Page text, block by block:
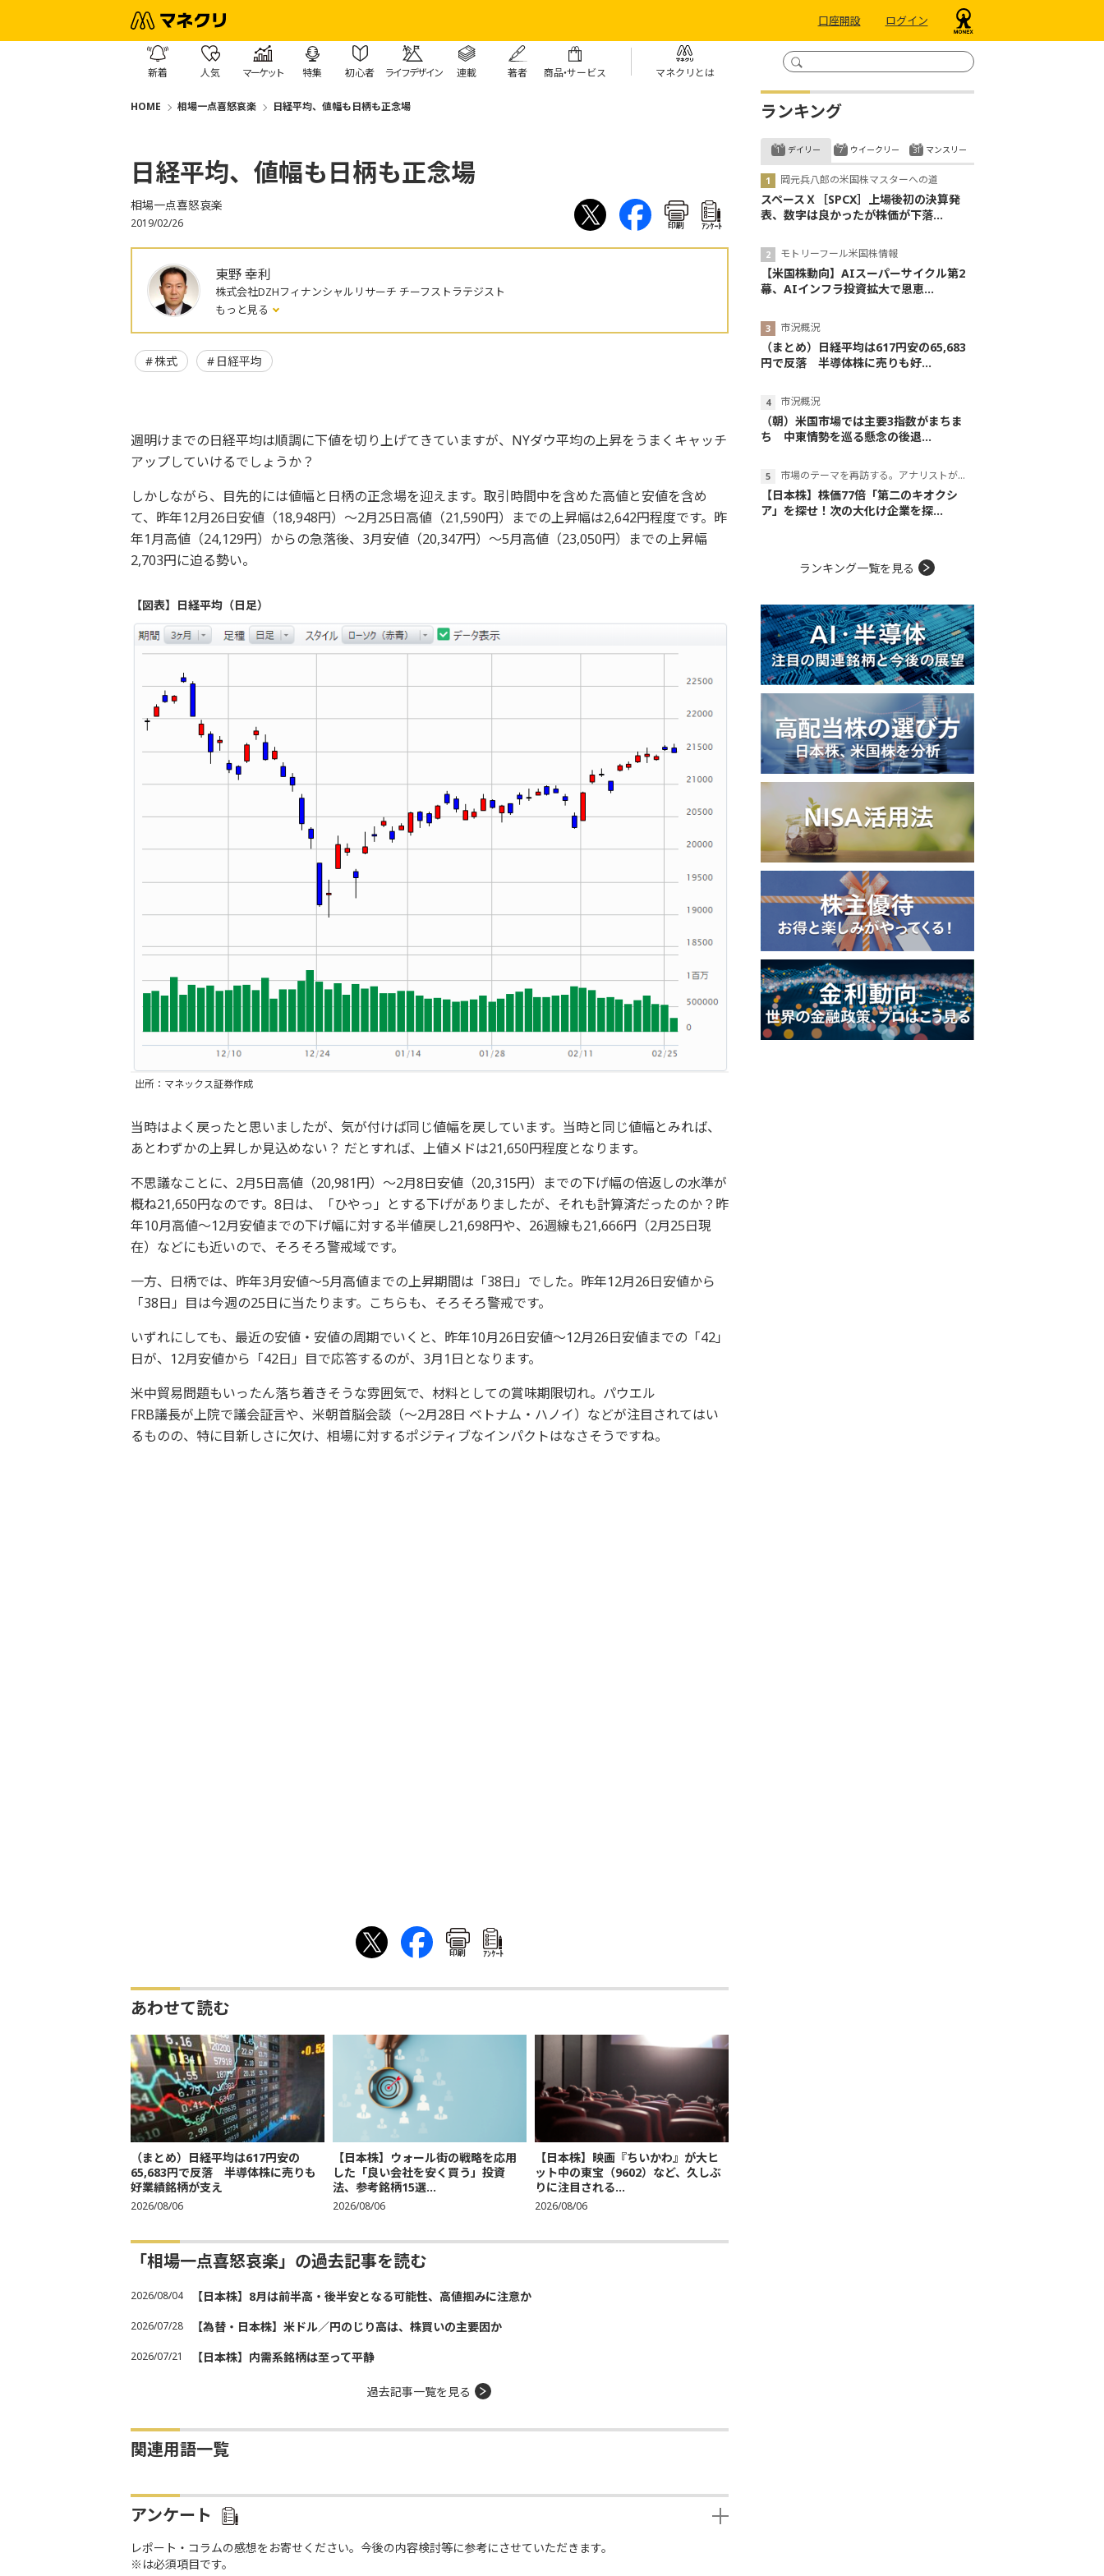
口座開設 ログイン
新着 人気 マーケット 特集 初心者 ライフデザイン 連載 著者 商品・サービス マネクリとは
HOME 相場一点喜怒哀楽 日経平均、値幅も日柄も正念場
日経平均、値幅も日柄も正念場
相場一点喜怒哀楽
2019/02/26 印刷 ｱﾝｹｰﾄ
東野 幸利
株式会社DZHフィナンシャルリサーチ チーフストラテジスト
もっと見る
株式 日経平均
週明けまでの日経平均は順調に下値を切り上げてきていますが、NYダウ平均の上昇をうまくキャッチ
アップしていけるでしょうか？
しかしながら、目先的には値幅と日柄の正念場を迎えます。取引時間中を含めた高値と安値を含め
て、昨年12月26日安値（18,948円）～2月25日高値（21,590円）までの上昇幅は2,642円程度です。昨
年1月高値（24,129円）からの急落後、3月安値（20,347円）～5月高値（23,050円）までの上昇幅
2,703円に迫る勢い。
【図表】日経平均（日足）
出所：マネックス証券作成
当時はよく戻ったと思いましたが、気が付けば同じ値幅を戻しています。当時と同じ値幅とみれば、
あとわずかの上昇しか見込めない？ だとすれば、上値メドは21,650円程度となります。
不思議なことに、2月5日高値（20,981円）～2月8日安値（20,315円）までの下げ幅の倍返しの水準が
概ね21,650円なのです。8日は、「ひやっ」とする下げがありましたが、それも計算済だったのか？昨
年10月高値～12月安値までの下げ幅に対する半値戻し21,698円や、26週線も21,666円（2月25日現
在）などにも近いので、そろそろ警戒域です。
一方、日柄では、昨年3月安値～5月高値までの上昇期間は「38日」でした。昨年12月26日安値から
「38日」目は今週の25日に当たります。こちらも、そろそろ警戒です。
いずれにしても、最近の安値・安値の周期でいくと、昨年10月26日安値～12月26日安値までの「42」
日が、12月安値から「42日」目で応答するのが、3月1日となります。
米中貿易問題もいったん落ち着きそうな雰囲気で、材料としての賞味期限切れ。パウエル
FRB議長が上院で議会証言や、米朝首脳会談（～2月28日 ベトナム・ハノイ）などが注目されてはい
るものの、特に目新しさに欠け、相場に対するポジティブなインパクトはなさそうですね。
印刷 ｱﾝｹｰﾄ
あわせて読む
（まとめ）日経平均は617円安の
65,683円で反落 半導体株に売りも
好業績銘柄が支え
2026/08/06
【日本株】ウォール街の戦略を応用
した「良い会社を安く買う」投資
法、参考銘柄15選...
2026/08/06
【日本株】映画『ちいかわ』が大ヒ
ット中の東宝（9602）など、久しぶ
りに注目される...
2026/08/06
「相場一点喜怒哀楽」の過去記事を読む
2026/08/04 【日本株】8月は前半高・後半安となる可能性、高値掴みに注意か
2026/07/28 【為替・日本株】米ドル／円のじり高は、株買いの主要因か
2026/07/21 【日本株】内需系銘柄は至って平静
過去記事一覧を見る
関連用語一覧
アンケート
レポート・コラムの感想をお寄せください。今後の内容検討等に参考にさせていただきます。
※は必須項目です。
ランキング
デイリー
岡元兵八郎の米国株マスターへの道
スペースＸ［SPCX］上場後初の決算発
表、数字は良かったが株価が下落...
モトリーフール米国株情報
【米国株動向】AIスーパーサイクル第2
幕、AIインフラ投資拡大で恩恵...
市況概況
（まとめ）日経平均は617円安の65,683
円で反落 半導体株に売りも好...
市況概況
（朝）米国市場では主要3指数がまちま
ち 中東情勢を巡る懸念の後退...
市場のテーマを再訪する。アナリストが読み解くテーマの本質
【日本株】株価77倍「第二のキオクシ
ア」を探せ！次の大化け企業を探...
ウイークリー マンスリー
ランキング一覧を見る